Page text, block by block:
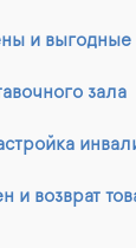
и выгодные
зала
и возврат